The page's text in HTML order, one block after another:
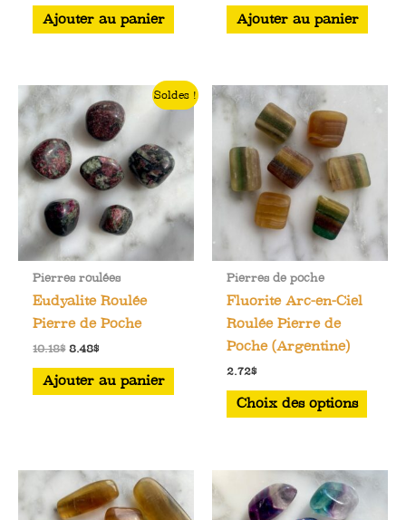
Ajouter au panier
initialactuel
Ajouter au panier
Soldes !
Pierres roulées
Eudyalite Roulée
Pierre de Poche
10.18$ Le
initial
8.48$Le
actuel
est :
Ajouter au panier
Pierres de poche
Fluorite Arc-en-Ciel
Roulée Pierre de
Poche (Argentine)
2.72$
Choix des options
Ce